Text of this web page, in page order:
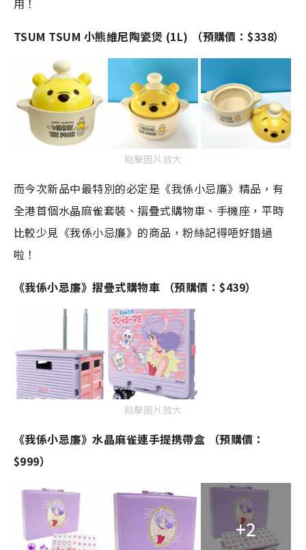
用！
TSUM TSUM 小熊維尼陶瓷煲 (1L) （預購價：$338）
點擊圖片放大
而今次新品中最特別的必定是《我係小忌廉》精品，有
全港首個水晶麻雀套裝、摺疊式購物車、手機座，平時
比較少見《我係小忌廉》的商品，粉絲記得唔好錯過
啦！
《我係小忌廉》摺疊式購物車 （預購價：$439）
點擊圖片放大
《我係小忌廉》水晶麻雀連手提携帶盒 （預購價：
$999）
+2